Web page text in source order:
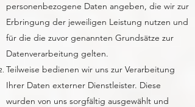
personenbezogene Daten angeben, die wir zur
Erbringung der jeweiligen Leistung nutzen und
für die die zuvor genannten Grundsätze zur
Datenverarbeitung gelten.
Teilweise bedienen wir uns zur Verarbeitung
Ihrer Daten externer Dienstleister. Diese
wurden von uns sorgfältig ausgewählt und